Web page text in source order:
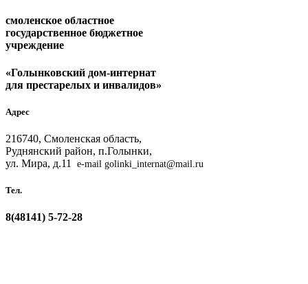
смоленское областное
государственное бюджетное
учреждение
«Голынковский дом-интернат
для престарелых и инвалидов»
Адрес
216740, Смоленская область,
Руднянский район, п.Голынки,
ул. Мира, д.11 e-mail golinki_internat@mail.ru
Тел.
8(48141) 5-72-28